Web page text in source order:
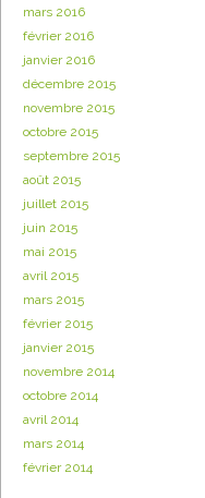
mars 2016
février 2016
janvier 2016
décembre 2015
novembre 2015
octobre 2015
septembre 2015
août 2015
juillet 2015
juin 2015
mai 2015
avril 2015
mars 2015
février 2015
janvier 2015
novembre 2014
octobre 2014
avril 2014
mars 2014
février 2014